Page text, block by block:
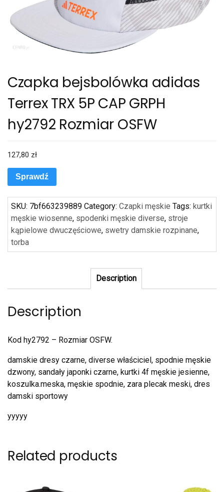
Czapka bejsbolówka adidas
Terrex TRX 5P CAP GRPH
hy2792 Rozmiar OSFW
127,80 zł
Sprawdź
SKU: 7bf663239889 Category: Czapki męskie Tags: kurtki
męskie wiosenne, spodenki męskie diverse, stroje
kąpielowe dwuczęściowe, swetry damskie rozpinane,
torba
Description
Description
Kod hy2792 – Rozmiar OSFW.
damskie dresy czarne, diverse właściciel, spodnie męskie
dzwony, sandały japonki czarne, kurtki 4f męskie jesienne,
koszulka.meska, męskie spodnie, zara plecak meski, dres
damski sportowy
yyyyy
Related products